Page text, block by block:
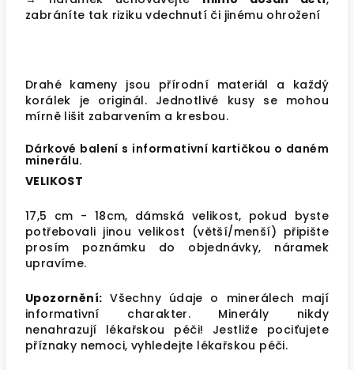
zabráníte tak riziku vdechnutí či jinému ohrožení
Drahé kameny jsou přírodní materiál a každý
korálek je originál. Jednotlivé kusy se mohou
mírně lišit zabarvením a kresbou.
Dárkové balení s informativní kartičkou o daném
minerálu.
VELIKOST
17,5 cm - 18cm, dámská velikost, pokud byste
potřebovali jinou velikost (větší/menší) připište
prosím poznámku do objednávky, náramek
upravíme.
Upozornění: Všechny údaje o minerálech mají
informativní charakter. Minerály nikdy
nenahrazují lékařskou péči! Jestliže pociťujete
příznaky nemoci, vyhledejte lékařskou péči.